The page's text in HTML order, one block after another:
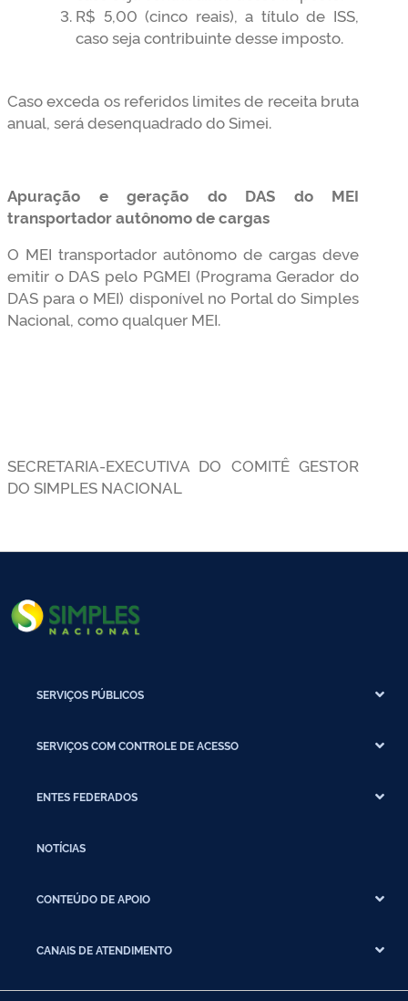
R$ 5,00 (cinco reais), a título de ISS,
caso seja contribuinte desse imposto.
Caso exceda os referidos limites de receita bruta
anual, será desenquadrado do Simei.
Apuração e geração do DAS do MEI
transportador autônomo de cargas
O MEI transportador autônomo de cargas deve
emitir o DAS pelo PGMEI (Programa Gerador do
DAS para o MEI) disponível no Portal do Simples
Nacional, como qualquer MEI.
SECRETARIA-EXECUTIVA DO COMITÊ GESTOR
DO SIMPLES NACIONAL
SERVIÇOS PÚBLICOS
SERVIÇOS COM CONTROLE DE ACESSO
ENTES FEDERADOS
NOTÍCIAS
CONTEÚDO DE APOIO
CANAIS DE ATENDIMENTO